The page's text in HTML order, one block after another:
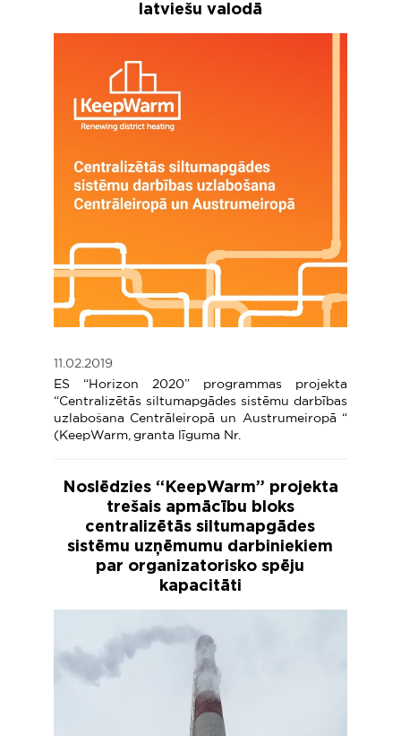
latviešu valodā
11.02.2019
ES “Horizon 2020” programmas projekta
“Centralizētās siltumapgādes sistēmu darbības
uzlabošana Centrāleiropā un Austrumeiropā “
(KeepWarm, granta līguma Nr.
Noslēdzies “KeepWarm” projekta
trešais apmācību bloks
centralizētās siltumapgādes
sistēmu uzņēmumu darbiniekiem
par organizatorisko spēju
kapacitāti